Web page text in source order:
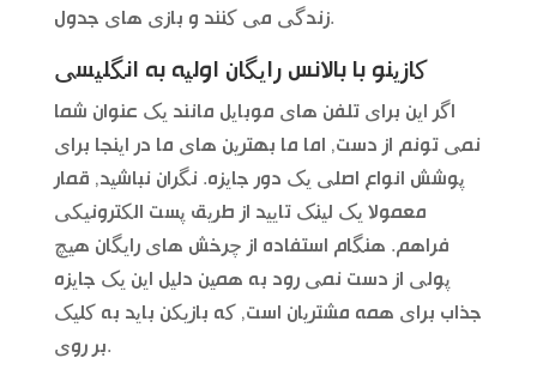
زندگی می کنند و بازی های جدول.
کازینو با بالانس رایگان اولیه به انگلیسی
اگر این برای تلفن های موبایل مانند یک عنوان شما
نمی تونم از دست, اما ما بهترین های ما در اینجا برای
پوشش انواع اصلی یک دور جایزه. نگران نباشید, قمار
معمولا یک لینک تایید از طریق پست الکترونیکی
فراهم. هنگام استفاده از چرخش های رایگان هیچ
پولی از دست نمی رود به همین دلیل این یک جایزه
جذاب برای همه مشتریان است, که بازیکن باید به کلیک
بر روی.